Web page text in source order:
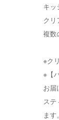
キッ
クリ
複数
※ク
※【
お届
ステ
ます。